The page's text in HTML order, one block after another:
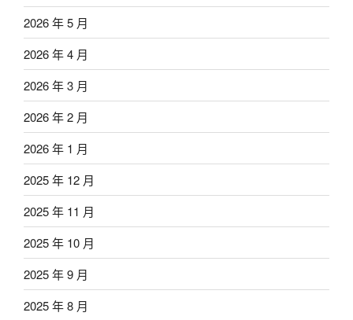
2026 年 5 月
2026 年 4 月
2026 年 3 月
2026 年 2 月
2026 年 1 月
2025 年 12 月
2025 年 11 月
2025 年 10 月
2025 年 9 月
2025 年 8 月